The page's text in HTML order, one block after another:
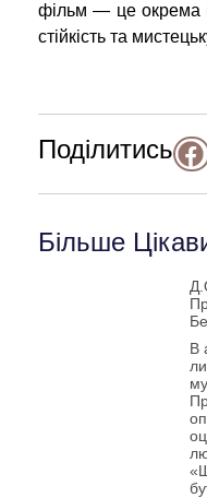
фільм— це окрема
стійкість та
Поділитись
Більше
В